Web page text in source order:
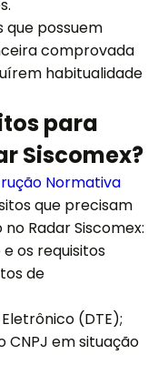
que possuem
comprovada
habitualidade
para
Siscomex?
Normativa
que precisam
Radar Siscomex:
os requisitos
de
(DTE);
CNPJ em situação